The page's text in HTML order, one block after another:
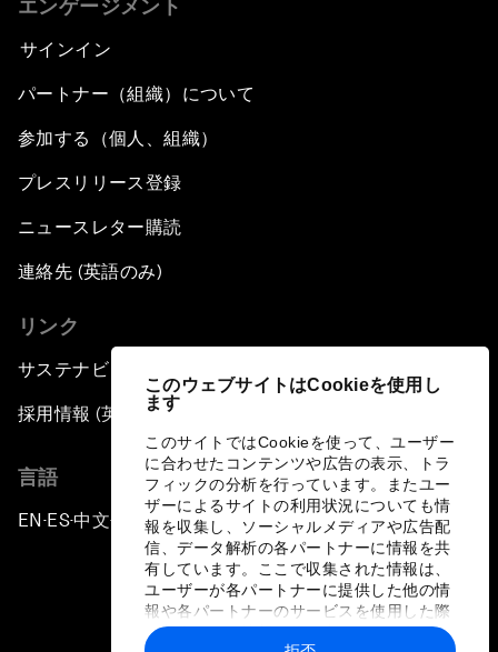
このウェブサイトはCookieを使用し
ます
このサイトではCookieを使って、ユーザー
に合わせたコンテンツや広告の表示、トラ
フィックの分析を行っています。またユー
ザーによるサイトの利用状況についても情
報を収集し、ソーシャルメディアや広告配
信、データ解析の各パートナーに情報を共
有しています。ここで収集された情報は、
ユーザーが各パートナーに提供した他の情
報や各パートナーのサービスを使用した際
に収集された情報と組み合わされ、各パー
エンゲージメント
サインイン
パートナー（組織）について
参加する（個人、組織）
プレスリリース登録
ニュースレター購読
連絡先 (英語のみ)
リンク
サステナビリティへの取り組み
採用情報 (英語のみ)
言語
EN ▪ES▪中文▪ 日本語